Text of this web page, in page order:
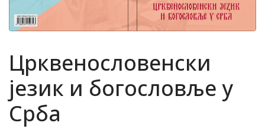
Црквенословенски
језик и богословље у
Срба